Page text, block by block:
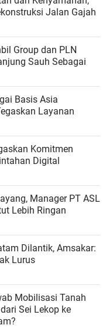
Jalan Gajah
Group dan PLN
Sauh Sebagai
Basis Asia
Layanan
Komitmen
Digital
Manager PT ASL
Lebih Ringan
Dilantik, Amsakar:
Lurus
Mobilisasi Tanah
Sei Lekop ke